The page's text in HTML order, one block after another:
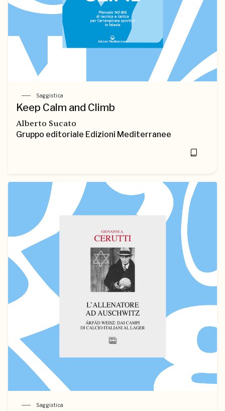
Saggistica
Keep Calm and Climb
Alberto Sucato
Gruppo editoriale Edizioni Mediterranee
Saggistica